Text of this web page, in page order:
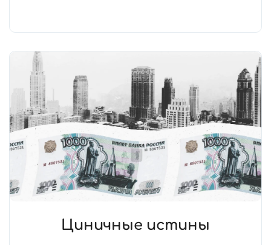
Циничные истины